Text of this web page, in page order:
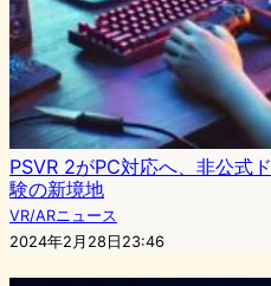
PSVR 2がPC対応へ、非公式
験の新境地
VR/ARニュース
2024年2月28日23:46